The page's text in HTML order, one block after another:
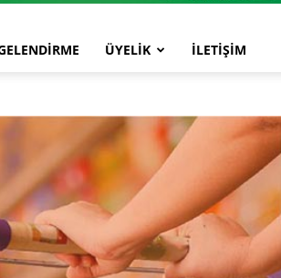
ÜYELİK İLETİŞİM